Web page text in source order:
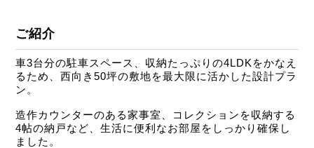
ご紹介
車3台分の駐車スペース、収納たっぷりの4LDKをかなえ
るため、西向き50坪の敷地を最大限に活かした設計プラ
ン。
造作カウンターのある家事室、コレクションを収納する
4帖の納戸など、生活に便利なお部屋をしっかり確保し
ました。